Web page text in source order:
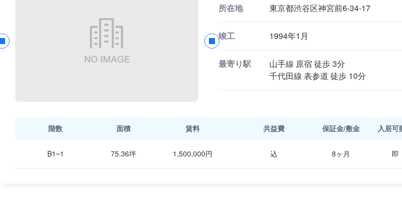
所在地 東京都渋谷区神宮前6-34-17
竣工 1994年1月
最寄り駅
山手線 原宿 徒歩 3分
千代田線 表参道 徒歩 10分
階数 面積 賃料 共益費 保証金/敷金 入居可
B1~1 75.36坪 1,500,000円 込 8ヶ月 即